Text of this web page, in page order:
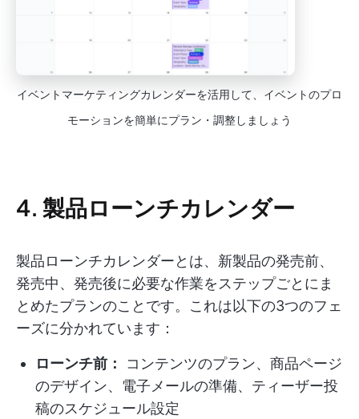
イベントマーケティングカレンダーを活用して、イベントのプロ
モーションを簡単にプラン・調整しましょう
4. 製品ローンチカレンダー
製品ローンチカレンダーとは、新製品の発売前、
発売中、発売後に必要な作業をステップごとにま
とめたプランのことです。これは以下の3つのフェ
ーズに分かれています：
ローンチ前：
コンテンツのプラン、商品ページ
のデザイン、電子メールの準備、ティーザー投
稿のスケジュール設定